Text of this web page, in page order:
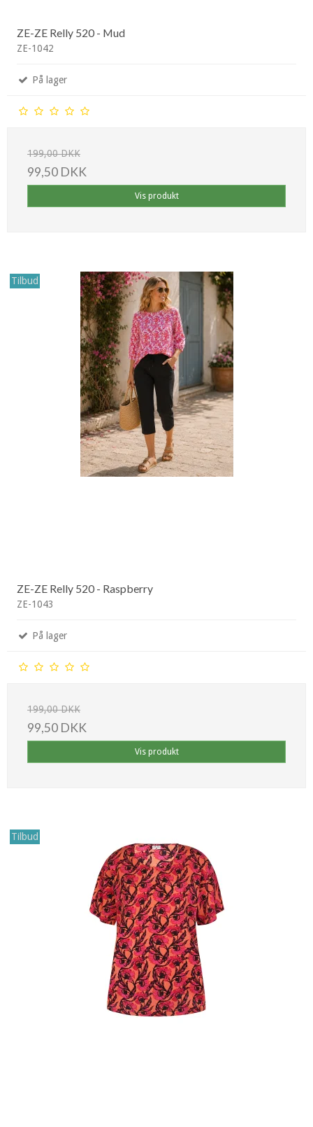
ZE-ZE Relly 520 - Mud
ZE-1042
På lager
199,00 DKK
99,50 DKK
Vis produkt
Tilbud
ZE-ZE Relly 520 - Raspberry
ZE-1043
På lager
199,00 DKK
99,50 DKK
Vis produkt
Tilbud